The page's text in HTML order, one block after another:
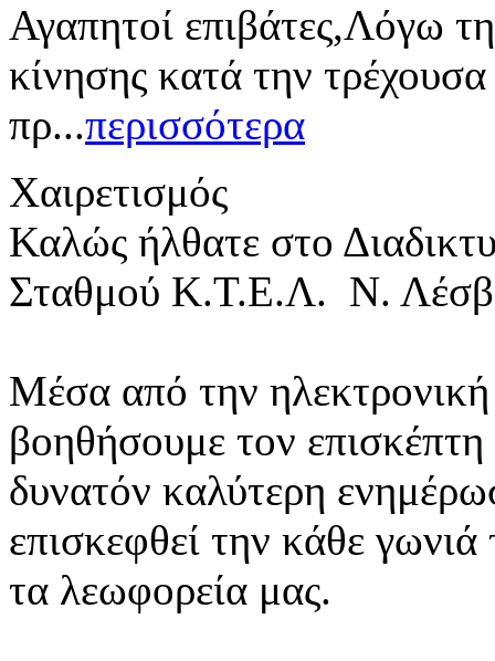
Αγαπητοί επιβάτες,Λόγω
κίνησης κατά την
πρ...περισσότερα
Χαιρετισμός
Καλώς ήλθατε στο
Σταθμού Κ.Τ.Ε.Λ. Ν.
Μέσα από την ηλεκτρονική
βοηθήσουμε τον
δυνατόν καλύτερη
επισκεφθεί την κάθε
τα λεωφορεία μας.